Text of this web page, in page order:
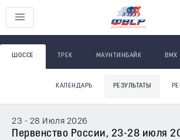
ШОССЕ ТРЕК МАУНТИНБАЙК BMX
КАЛЕНДАРЬ РЕЗУЛЬТАТЫ
23 - 28 Июля 2026
Первенство России, 23-28 июля